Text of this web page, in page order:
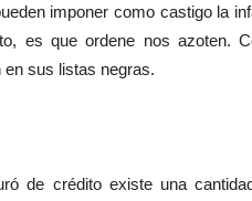
imponer como castigo la
es que ordene nos azoten.
sus listas negras.
existe una cantidad